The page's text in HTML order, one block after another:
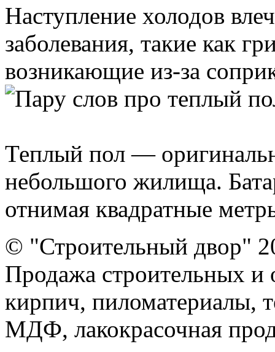
Наступление холодов
заболевания, такие как
возникающие из-за
Теплый пол —
небольшого жилища.
отнимая квадратные
© "Строительный двор"
Продажа строительных и
кирпич, пиломатериалы,
МДФ, лакокрасочная